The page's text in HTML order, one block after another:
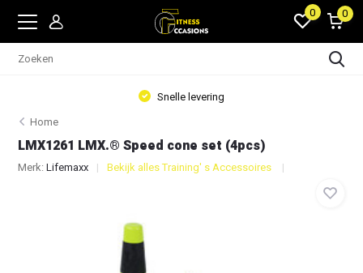
0 0
Snelle levering
Home
LMX1261 LMX.® Speed cone set (4pcs)
Merk:Lifemaxx Bekijk alles Training' s Accessoires